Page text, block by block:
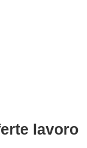
lavoro